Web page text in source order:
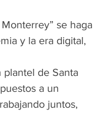
se haga
y la era digital,
plantel de Santa
a un
juntos,